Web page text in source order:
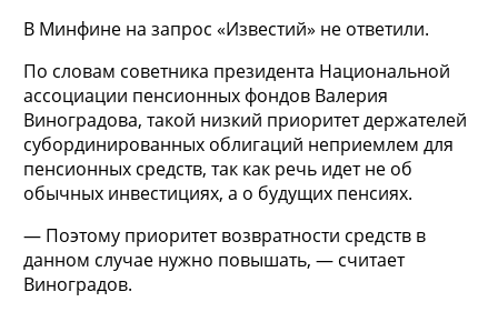
В Минфине на запрос «Известий» не ответили.
По словам советника президента Национальной
ассоциации пенсионных фондов Валерия
Виноградова, такой низкий приоритет держателей
субординированных облигаций неприемлем для
пенсионных средств, так как речь идет не об
обычных инвестициях, а о будущих пенсиях.
— Поэтому приоритет возвратности средств в
данном случае нужно повышать, — считает
Виноградов.